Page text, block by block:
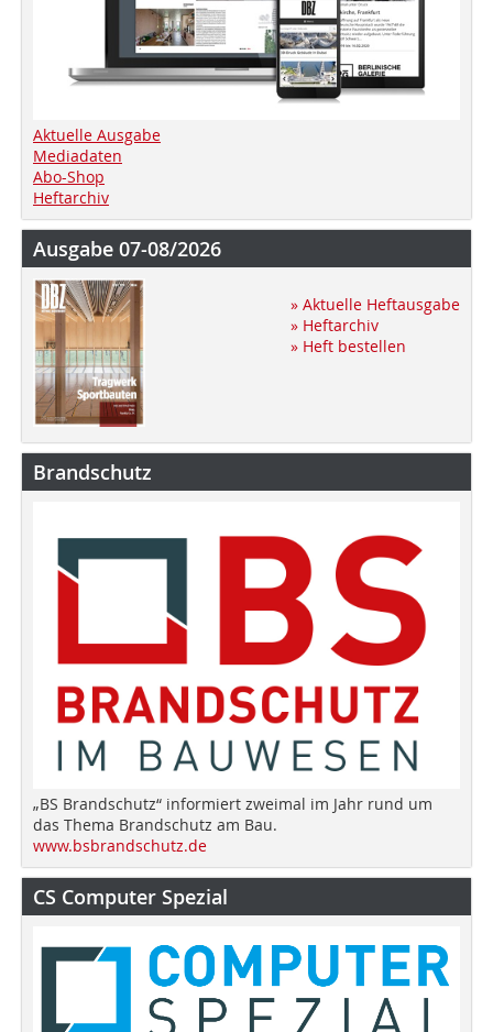
Aktuelle Ausgabe
Mediadaten
Abo-Shop
Heftarchiv
Ausgabe 07-08/2026
» Aktuelle Heftausgabe
» Heftarchiv
» Heft bestellen
Brandschutz
„BS Brandschutz“ informiert zweimal im Jahr rund um
das Thema Brandschutz am Bau.
www.bsbrandschutz.de
CS Computer Spezial